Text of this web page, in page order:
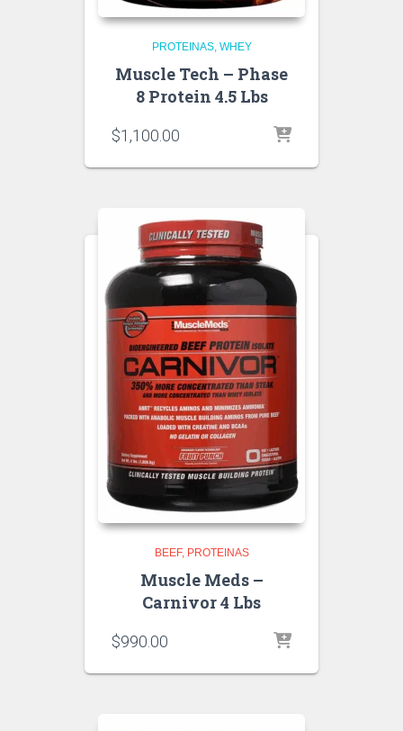
PROTEINAS WHEY
Muscle Tech – Phase
8 Protein 4.5 Lbs
$1,100.00
BEEF PROTEINAS
Muscle Meds –
Carnivor 4 Lbs
$990.00